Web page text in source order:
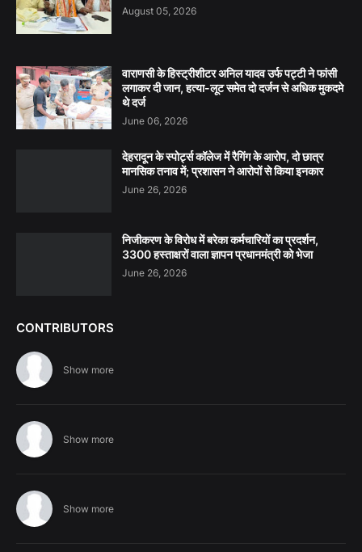
August 05, 2026
वाराणसी के हिस्ट्रीशीटर अनिल यादव उर्फ पट्टी ने फांसी
लगाकर दी जान, हत्या-लूट समेत दो दर्जन से अधिक मुकदमे
थे दर्ज
June 06, 2026
देहरादून के स्पोर्ट्स कॉलेज में रैगिंग के आरोप, दो छात्र
मानसिक तनाव में; प्रशासन ने आरोपों से किया इनकार
June 26, 2026
निजीकरण के विरोध में बरेका कर्मचारियों का प्रदर्शन,
3300 हस्ताक्षरों वाला ज्ञापन प्रधानमंत्री को भेजा
June 26, 2026
CONTRIBUTORS
Show more
Show more
Show more